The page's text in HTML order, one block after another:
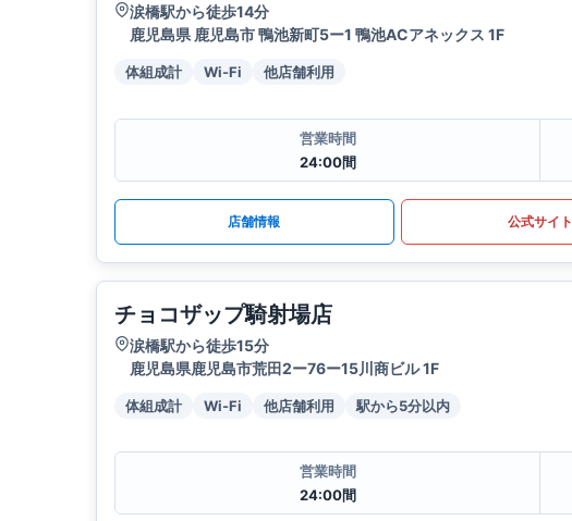
涙橋駅から徒歩14分
鹿児島県 鹿児島市 鴨池新町5ー1 鴨池ACアネックス 1F
体組成計 Wi-Fi 他店舗利用
営業時間
24:00間
店舗情報 公式サイト
チョコザップ騎射場店
涙橋駅から徒歩15分
鹿児島県鹿児島市荒田2ー76ー15川商ビル 1F
体組成計 Wi-Fi 他店舗利用 駅から5分以内
営業時間
24:00間